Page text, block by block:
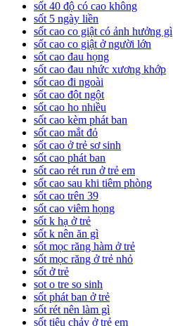
sốt 40 độ có cao không
sốt 5 ngày liền
sốt cao co giật có ảnh hưởng gì
sốt cao co giật ở người lớn
sốt cao đau họng
sốt cao đau nhức xương khớp
sốt cao đi ngoài
sốt cao đột ngột
sốt cao ho nhiều
sốt cao kèm phát ban
sốt cao mắt đỏ
sốt cao ở trẻ sơ sinh
sốt cao phát ban
sốt cao rét run ở trẻ em
sốt cao sau khi tiêm phòng
sốt cao trên 39
sốt cao viêm họng
sốt k hạ ở trẻ
sốt k nên ăn gì
sốt mọc răng hàm ở trẻ
sốt mọc răng ở trẻ nhỏ
sốt ở trẻ
sot o tre so sinh
sốt phát ban ở trẻ
sốt rét nên làm gì
sốt tiêu chảy ở trẻ em